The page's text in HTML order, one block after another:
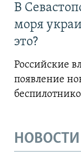
В
моря
это?
Российские
появление
НОВОСТИ